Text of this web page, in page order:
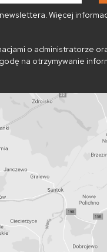
Więcej
o administratorze
na otrzymywanie